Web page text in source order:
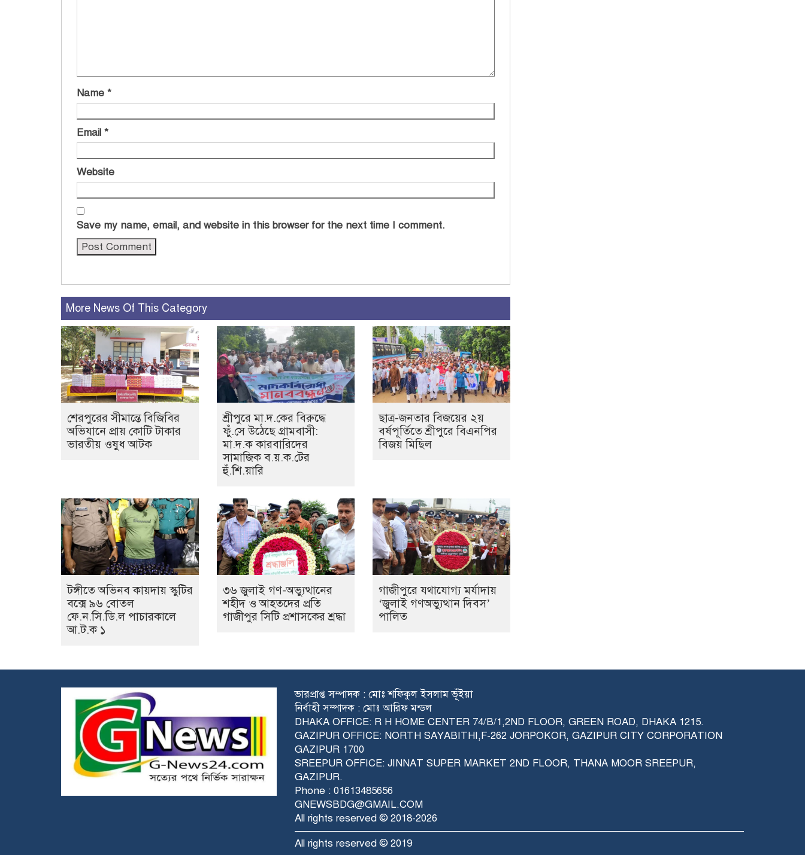
Name *
Email *
Website
Save my name, email, and website in this browser for the next time I comment.
More News Of This Category
শেরপুরের সীমান্তে বিজিবির
অভিযানে প্রায় কোটি টাকার
ভারতীয় ওষুধ আটক
শ্রীপুরে মা.দ.কের বিরুদ্ধে
ফুঁ.সে উঠেছে গ্রামবাসী:
মা.দ.ক কারবারিদের
সামাজিক ব.য়.ক.টের
হুঁ.শি.য়ারি
ছাত্র-জনতার বিজয়ের ২য়
বর্ষপূর্তিতে শ্রীপুরে বিএনপির
বিজয় মিছিল
টঙ্গীতে অভিনব কায়দায় স্কুটির
বক্সে ৯৬ বোতল
ফে.ন.সি.ডি.ল পাচারকালে
আ.ট.ক ১
৩৬ জুলাই গণ-অভ্যুত্থানের
শহীদ ও আহতদের প্রতি
গাজীপুর সিটি প্রশাসকের শ্রদ্ধা
গাজীপুরে যথাযোগ্য মর্যাদায়
‘জুলাই গণঅভ্যুত্থান দিবস’
পালিত
ভারপ্রাপ্ত সম্পাদক : মোঃ শফিকুল ইসলাম ভূঁইয়া
নির্বাহী সম্পাদক : মোঃ আরিফ মন্ডল
DHAKA OFFICE: R H HOME CENTER 74/B/1,2ND FLOOR, GREEN ROAD, DHAKA 1215.
GAZIPUR OFFICE: NORTH SAYABITHI,F-262 JORPOKOR, GAZIPUR CITY CORPORATION
GAZIPUR 1700
SREEPUR OFFICE: JINNAT SUPER MARKET 2ND FLOOR, THANA MOOR SREEPUR,
GAZIPUR.
Phone : 01613485656
GNEWSBDG@GMAIL.COM
All rights reserved © 2018-2026
All rights reserved © 2019